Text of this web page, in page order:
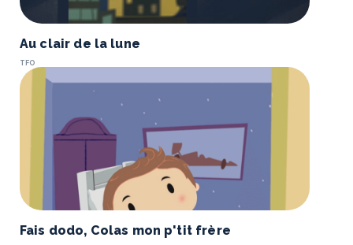
Au clair de la lune
TFO
Fais dodo, Colas mon p'tit frère